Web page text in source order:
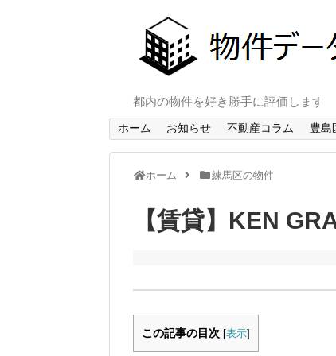
都内の物件を好き勝手に評価します
ホーム お知らせ 不動産コラム 豊島
ホーム 練馬区の物件
【賃貸】KEN
この記事の目次 [表示]